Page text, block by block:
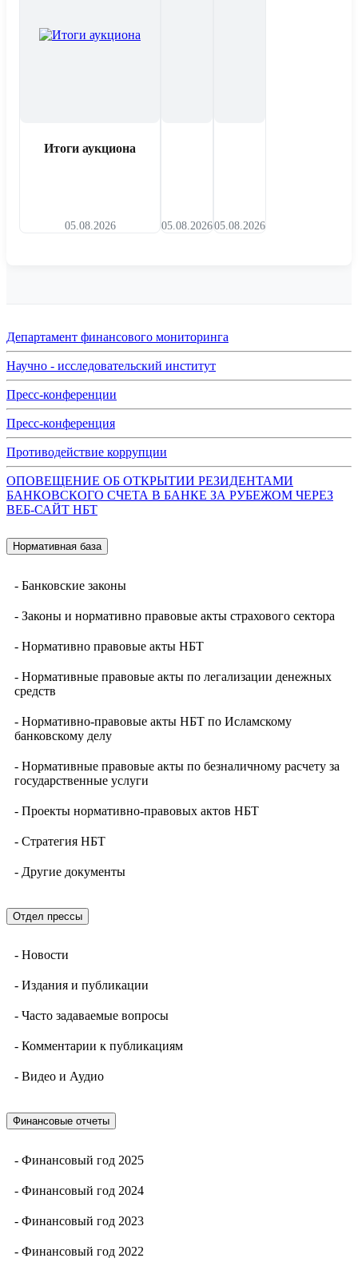
Итоги аукциона
05.08.2026 05.08.202605.08.2026
Департамент финансового мониторинга
Научно - исследовательский институт
Пресс-конференции
Пресс-конференция
Противодействие коррупции
ОПОВЕЩЕНИЕ ОБ ОТКРЫТИИ РЕЗИДЕНТАМИ
БАНКОВСКОГО СЧЕТА В БАНКЕ ЗА РУБЕЖОМ ЧЕРЕЗ
ВЕБ-САЙТ НБТ
Нормативная база
- Банковские законы
- Законы и нормативно правовые акты страхового сектора
- Нормативно правовые акты НБТ
- Нормативные правовые акты по легализации денежных
средств
- Нормативно-правовые акты НБТ по Исламскому
банковскому делу
- Нормативные правовые акты по безналичному расчету за
государственные услуги
- Проекты нормативно-правовых актов НБТ
- Стратегия НБТ
- Другие документы
Отдел прессы
- Новости
- Издания и публикации
- Часто задаваемые вопросы
- Комментарии к публикациям
- Видео и Аудио
Финансовые отчеты
- Финансовый год 2025
- Финансовый год 2024
- Финансовый год 2023
- Финансовый год 2022